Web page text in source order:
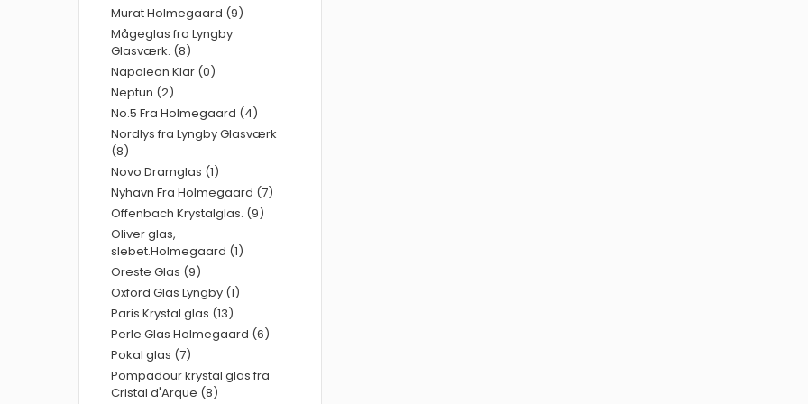
Murat Holmegaard (9)
Mågeglas fra Lyngby
Glasværk. (8)
Napoleon Klar (0)
Neptun (2)
No.5 Fra Holmegaard (4)
Nordlys fra Lyngby Glasværk
(8)
Novo Dramglas (1)
Nyhavn Fra Holmegaard (7)
Offenbach Krystalglas. (9)
Oliver glas,
slebet.Holmegaard (1)
Oreste Glas (9)
Oxford Glas Lyngby (1)
Paris Krystal glas (13)
Perle Glas Holmegaard (6)
Pokal glas (7)
Pompadour krystal glas fra
Cristal d'Arque (8)